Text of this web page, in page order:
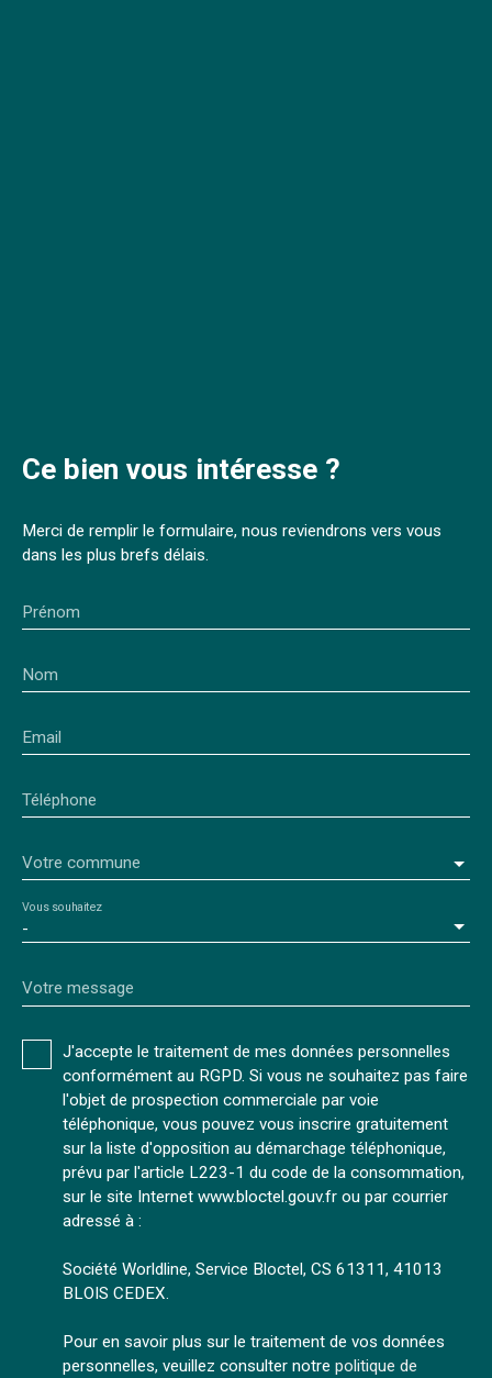
Ce bien vous intéresse ?
Merci de remplir le formulaire, nous reviendrons vers vous
dans les plus brefs délais.
Prénom
Nom
Email
Téléphone
Votre commune
-
Vous souhaitez
Votre message
J'accepte le traitement de mes données personnelles
conformément au RGPD. Si vous ne souhaitez pas faire
l'objet de prospection commerciale par voie
téléphonique, vous pouvez vous inscrire gratuitement
sur la liste d'opposition au démarchage téléphonique,
prévu par l'article L223-1 du code de la consommation,
sur le site Internet www.bloctel.gouv.fr ou par courrier
adressé à :
Société Worldline, Service Bloctel, CS 61311, 41013
BLOIS CEDEX.
Pour en savoir plus sur le traitement de vos données
personnelles, veuillez consulter notre politique de